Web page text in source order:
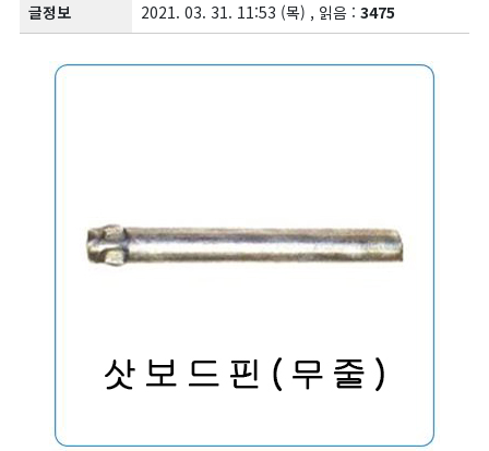
글정보
2021. 03. 31. 11:53 (목) , 읽음 : 3475